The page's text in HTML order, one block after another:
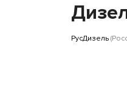
РусДизель